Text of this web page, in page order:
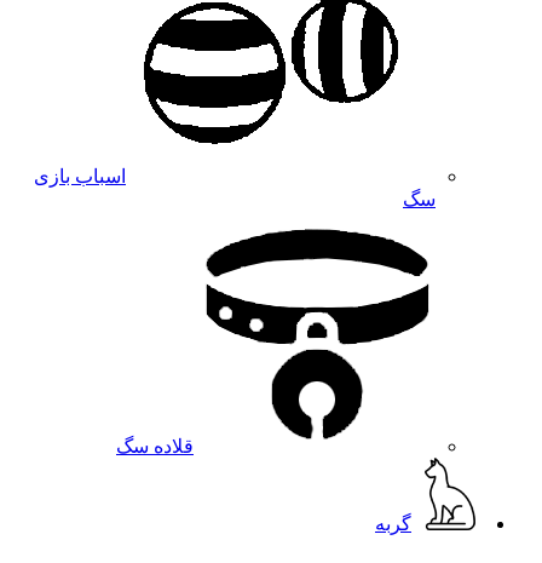
اسباب بازی
سگ
قلاده سگ
گربه